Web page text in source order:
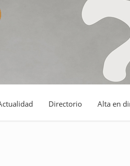
Directorio Alta en